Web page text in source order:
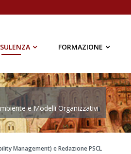
FORMAZIONE
e Modelli Organizzativi
Management) e Redazione PSCL